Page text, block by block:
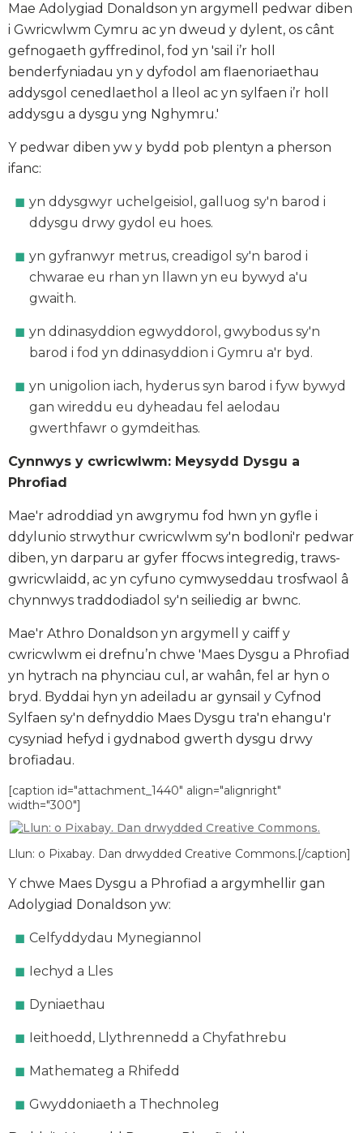
Mae Adolygiad Donaldson yn argymell pedwar diben
i Gwricwlwm Cymru ac yn dweud y dylent, os cânt
gefnogaeth gyffredinol, fod yn 'sail i’r holl
benderfyniadau yn y dyfodol am flaenoriaethau
addysgol cenedlaethol a lleol ac yn sylfaen i’r holl
addysgu a dysgu yng Nghymru.'
Y pedwar diben yw y bydd pob plentyn a pherson
ifanc:
yn ddysgwyr uchelgeisiol, galluog sy'n barod i
ddysgu drwy gydol eu hoes.
yn gyfranwyr metrus, creadigol sy'n barod i
chwarae eu rhan yn llawn yn eu bywyd a'u
gwaith.
yn ddinasyddion egwyddorol, gwybodus sy'n
barod i fod yn ddinasyddion i Gymru a'r byd.
yn unigolion iach, hyderus syn barod i fyw bywyd
gan wireddu eu dyheadau fel aelodau
gwerthfawr o gymdeithas.
Cynnwys y cwricwlwm: Meysydd Dysgu a
Phrofiad
Mae'r adroddiad yn awgrymu fod hwn yn gyfle i
ddylunio strwythur cwricwlwm sy'n bodloni'r pedwar
diben, yn darparu ar gyfer ffocws integredig, traws-
gwricwlaidd, ac yn cyfuno cymwyseddau trosfwaol â
chynnwys traddodiadol sy'n seiliedig ar bwnc.
Mae'r Athro Donaldson yn argymell y caiff y
cwricwlwm ei drefnu’n chwe 'Maes Dysgu a Phrofiad
yn hytrach na phynciau cul, ar wahân, fel ar hyn o
bryd. Byddai hyn yn adeiladu ar gynsail y Cyfnod
Sylfaen sy'n defnyddio Maes Dysgu tra'n ehangu'r
cysyniad hefyd i gydnabod gwerth dysgu drwy
brofiadau.
[caption id="attachment_1440" align="alignright"
width="300"]
Llun: o Pixabay. Dan drwydded Creative Commons.[/caption]
Y chwe Maes Dysgu a Phrofiad a argymhellir gan
Adolygiad Donaldson yw:
Celfyddydau Mynegiannol
Iechyd a Lles
Dyniaethau
Ieithoedd, Llythrennedd a Chyfathrebu
Mathemateg a Rhifedd
Gwyddoniaeth a Thechnoleg